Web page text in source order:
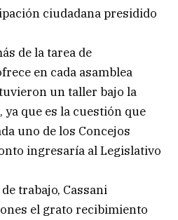
ciudadana presidido
de la tarea de
en cada asamblea
un taller bajo la
que es la cuestión que
uno de los Concejos
ingresaría al Legislativo
trabajo, Cassani
el grato recibimiento